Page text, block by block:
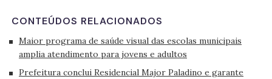
CONTEÚDOS RELACIONADOS
Maior programa de saúde visual das escolas municipais
amplia atendimento para jovens e adultos
Prefeitura conclui Residencial Major Paladino e garante